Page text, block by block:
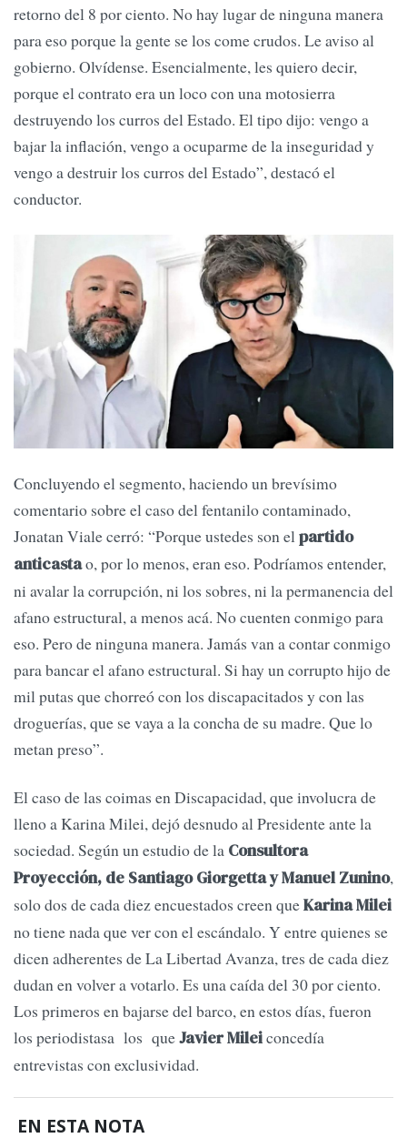
retorno del 8 por ciento. No hay lugar de ninguna manera
para eso porque la gente se los come crudos. Le aviso al
gobierno. Olvídense. Esencialmente, les quiero decir,
porque el contrato era un loco con una motosierra
destruyendo los curros del Estado. El tipo dijo: vengo a
bajar la inflación, vengo a ocuparme de la inseguridad y
vengo a destruir los curros del Estado”, destacó el
conductor.
Concluyendo el segmento, haciendo un brevísimo
comentario sobre el caso del fentanilo contaminado,
Jonatan Viale cerró: “Porque ustedes son elpartido
anticastao, por lo menos, eran eso. Podríamos entender,
ni avalar la corrupción, ni los sobres, ni la permanencia del
afano estructural, a menos acá. No cuenten conmigo para
eso. Pero de ninguna manera. Jamás van a contar conmigo
para bancar el afano estructural. Si hay un corrupto hijo de
mil putas que chorreó con los discapacitados y con las
droguerías, que se vaya a la concha de su madre. Que lo
metan preso”.
El caso de las coimas en Discapacidad, que involucra de
lleno a Karina Milei, dejó desnudo al Presidente ante la
sociedad. Según un estudio de la Consultora
Proyección, de Santiago Giorgetta y Manuel Zunino,
solo dos de cada diez encuestados creen queKarina Milei
no tiene nada que ver con el escándalo. Y entre quienes se
dicen adherentes de La Libertad Avanza, tres de cada diez
dudan en volver a votarlo. Es una caída del 30 por ciento.
Los primeros en bajarse del barco, en estos días, fueron
los periodistasa los queJavier Mileiconcedía
entrevistas con exclusividad.
EN ESTA NOTA